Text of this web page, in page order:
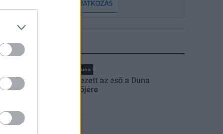
FELIRATKOZÁS
Duna
Megérkezett az eső a Duna
vízgyűjtőjére